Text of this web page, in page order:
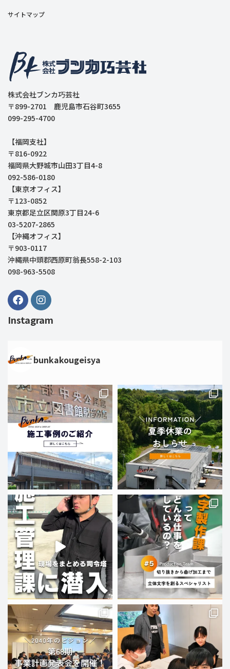
サイトマップ
株式会社ブンカ巧芸社
〒899-2701 鹿児島市石谷町3655
099-295-4700
【福岡支社】
〒816-0922
福岡県大野城市山田3丁目4-8
092-586-0180
【東京オフィス】
〒123-0852
東京都足立区関原3丁目24-6
03-5207-2865
【沖縄オフィス】
〒903-0117
沖縄県中頭郡西原町翁長558-2-103
098-963-5508
Instagram
bunkakougeisya